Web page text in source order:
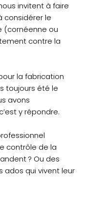
invitent à faire
considérer le
(cornéenne ou
contre la
la fabrication
toujours été le
avons
y répondre.
contrôle de la
? Ou des
ados qui vivent leur